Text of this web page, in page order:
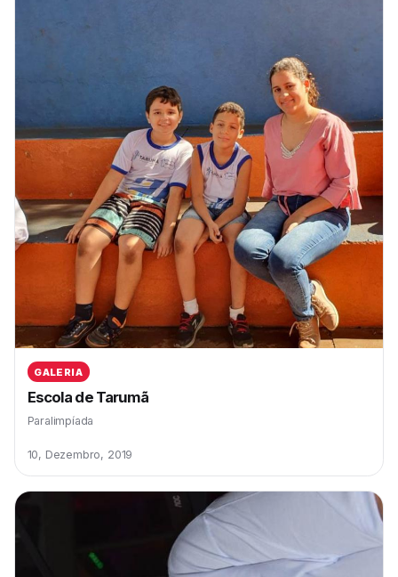
GALERIA
Escola de Tarumã
Paralimpíada
10, Dezembro, 2019